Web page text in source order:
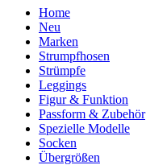
Home
Neu
Marken
Strumpfhosen
Strümpfe
Leggings
Figur & Funktion
Passform & Zubehör
Spezielle Modelle
Socken
Übergrößen